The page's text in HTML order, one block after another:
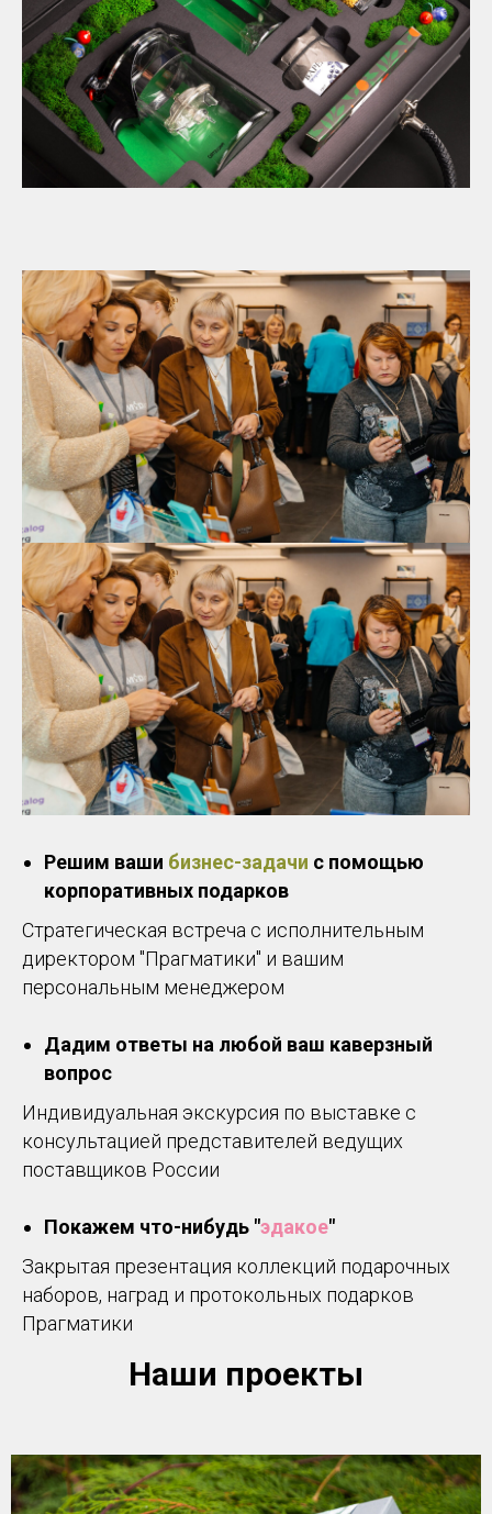
Решим ваши бизнес-задачи с помощью
корпоративных подарков
Стратегическая встреча с исполнительным
директором "Прагматики" и вашим
персональным менеджером
Дадим ответы на любой ваш каверзный
вопрос
Индивидуальная экскурсия по выставке с
консультацией представителей ведущих
поставщиков России
Покажем что-нибудь "эдакое"
Закрытая презентация коллекций подарочных
наборов, наград и протокольных подарков
Прагматики
Наши проекты